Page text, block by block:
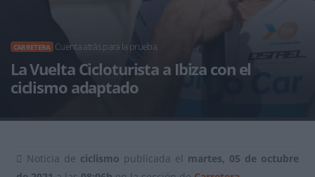
CARRETERA Cuenta atrás para la prueba
La Vuelta Cicloturista a Ibiza con el
ciclismo adaptado
Noticia de ciclismo publicada el martes, 05 de octubre